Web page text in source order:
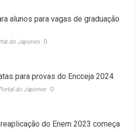
alunos para vagas de graduação
do Japones 0
para provas do Encceja 2024
do Japones 0
do Enem 2023 começa